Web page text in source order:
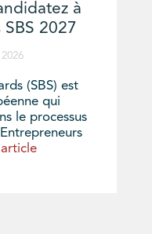
à
SBS 2027
(SBS) est
qui
le processus